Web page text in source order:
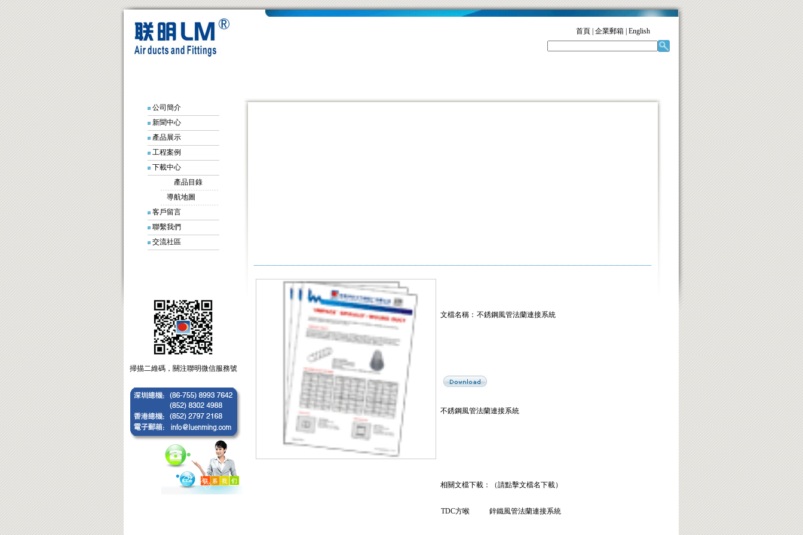
首頁| 企業郵箱| English
公司簡介
新聞中心
產品展示
工程案例
下載中心
產品目錄
導航地圖
客戶留言
聯繫我們
交流社區
掃描二維碼，關注聯明微信服務號
文檔名稱： 不銹鋼風管法蘭連接系統
不銹鋼風管法蘭連接系統
相關文檔下載：（請點擊文檔名下載）
TDC方喉 鋅鐵風管法蘭連接系統